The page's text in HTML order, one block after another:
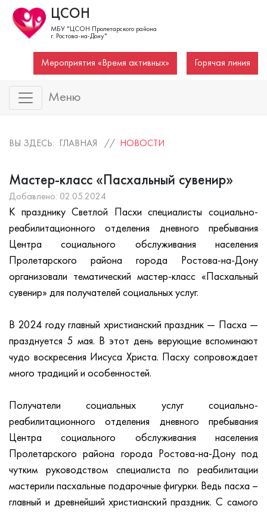
ЦСОН
МБУ "ЦСОН Пролетарского района
г. Ростова-на-Дону"
Мероприятия «Время активных» Горячая линия
Меню
ВЫ ЗДЕСЬ: ГЛАВНАЯ // НОВОСТИ
Мастер-класс «Пасхальный сувенир»
Добавлено: 02.05.2024
К празднику Светлой Пасхи специалисты социально-
реабилитационного отделения дневного пребывания
Центра социального обслуживания населения
Пролетарского района города Ростова-на-Дону
организовали тематический мастер-класс «Пасхальный
сувенир» для получателей социальных услуг.
В 2024 году главный христианский праздник — Пасха —
празднуется 5 мая. В этот день верующие вспоминают
чудо воскресения Иисуса Христа. Пасху сопровождает
много традиций и особенностей.
Получатели социальных услуг социально-
реабилитационного отделения дневного пребывания
Центра социального обслуживания населения
Пролетарского района города Ростова-на-Дону под
чутким руководством специалиста по реабилитации
мастерили пасхальные подарочные фигурки. Ведь пасха –
главный и древнейший христианский праздник. C самого